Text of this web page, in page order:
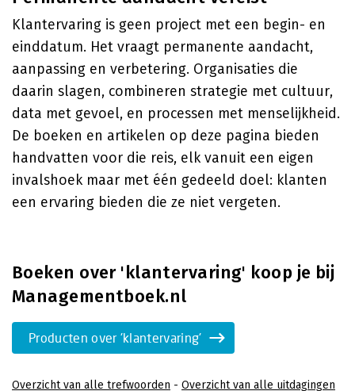
Klantervaring is geen project met een begin- en
einddatum. Het vraagt permanente aandacht,
aanpassing en verbetering. Organisaties die
daarin slagen, combineren strategie met cultuur,
data met gevoel, en processen met menselijkheid.
De boeken en artikelen op deze pagina bieden
handvatten voor die reis, elk vanuit een eigen
invalshoek maar met één gedeeld doel: klanten
een ervaring bieden die ze niet vergeten.
Boeken over 'klantervaring' koop je bij
Managementboek.nl
Producten over 'klantervaring'
Overzicht van alle trefwoorden - Overzicht van alle uitdagingen